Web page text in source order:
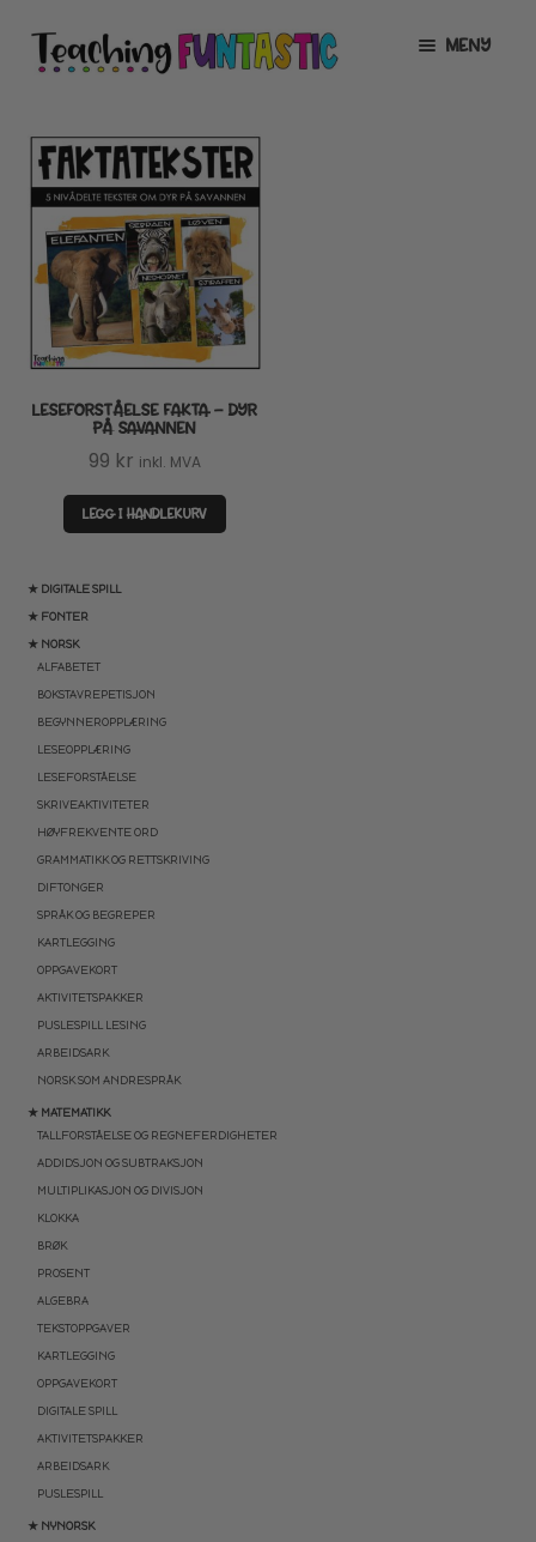
Hopp
til
Hopp
til
MENY
MIN KONTO
GRATIS
BUTIKK
LISENSER
TIPSHJØRNET
★ DIGITALE SPILL
★ FONTER
★ NORSK
ALFABETET
BOKSTAVREPETISJON
BEGYNNEROPPLÆRING
LESEOPPLÆRING
LESEFORSTÅELSE
SKRIVEAKTIVITETER
HØYFREKVENTE ORD
GRAMMATIKK OG RETTSKRIVING
DIFTONGER
SPRÅK OG BEGREPER
KARTLEGGING
OPPGAVEKORT
AKTIVITETSPAKKER
PUSLESPILL LESING
ARBEIDSARK
NORSK SOM ANDRESPRÅK
★ MATEMATIKK
TALLFORSTÅELSE OG REGNEFERDIGHETER
ADDIDSJON OG SUBTRAKSJON
MULTIPLIKASJON OG DIVISJON
KLOKKA
BRØK
PROSENT
ALGEBRA
TEKSTOPPGAVER
KARTLEGGING
OPPGAVEKORT
DIGITALE SPILL
AKTIVITETSPAKKER
ARBEIDSARK
PUSLESPILL
★ NYNORSK
LESEFORSTÅELSE FAKTA – DYR
PÅ SAVANNEN
99 kr inkl. MVA
LEGG I HANDLEKURV